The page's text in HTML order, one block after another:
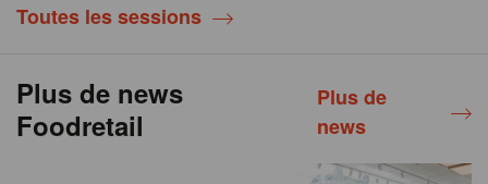
Toutes les sessions
Plus de news
Foodretail
Plus de
news